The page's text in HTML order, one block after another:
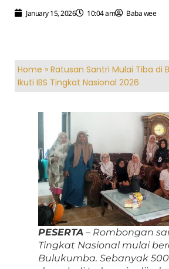
January 15, 2026 10:04 am Baba wee
Home » Ratusan Santri Mulai Tiba di
Ikuti IBS Tingkat Nasional 2026
PESERTA – Rombongan
Tingkat Nasional mulai
Bulukumba. Sebanyak